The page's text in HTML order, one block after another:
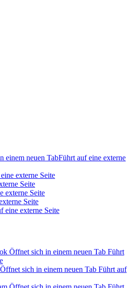
einem neuen TabFührt auf eine externe
externe Seite
Seite
externe Seite
Seite
eine externe Seite
Öffnet sich in einem neuen Tab Führt
Öffnet sich in einem neuen Tab Führt auf